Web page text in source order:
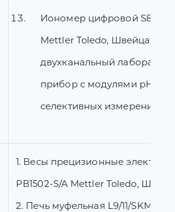
Иономер цифровой S80-K
Mettler Toledo, Швейцария:
двухканальный
прибор с модулями pH и
селективных измерений
1. Весы прецизионные
PВ1502-S/A Mettler Toledo,
2. Печь муфельная L9/11/SKM,